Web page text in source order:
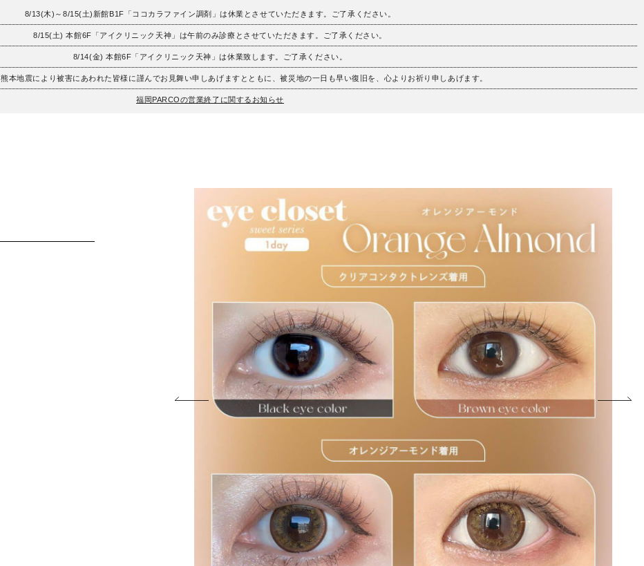
8/13(木)～8/15(土)新館B1F「ココカラファイン調剤」は休業とさせていただきます。ご了承ください。
8/15(土) 本館6F「アイクリニック天神」は午前のみ診療とさせていただきます。ご了承ください。
8/14(金) 本館6F「アイクリニック天神」は休業致します。ご了承ください。
本地震により被害にあわれた皆様に謹んでお見舞い申しあげますとともに、被災地の一日も早い復旧を、心よりお祈り申しあげます。
福岡PARCOの営業終了に関するお知らせ